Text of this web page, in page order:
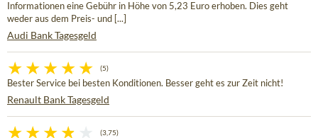
Informationen eine Gebühr in Höhe von 5,23 Euro erhoben. Dies geht
weder aus dem Preis- und [...]
Audi Bank Tagesgeld
(5)
Bester Service bei besten Konditionen. Besser geht es zur Zeit nicht!
Renault Bank Tagesgeld
(3,75)